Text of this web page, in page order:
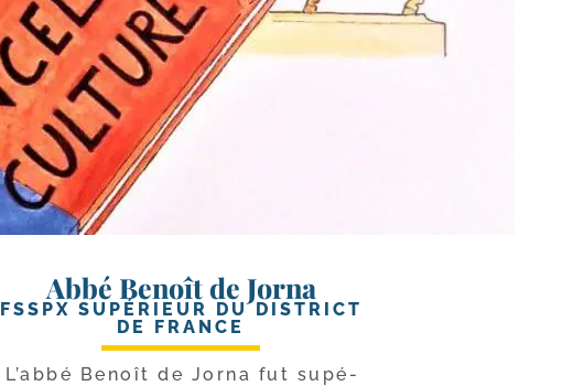
Abbé Benoît de Jorna
FSSPX SUPÉRIEUR DU DISTRICT
DE FRANCE
L’abbé Benoît de Jorna fut supé­